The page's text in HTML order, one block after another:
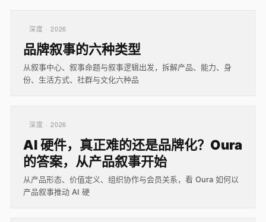
深度 · 2026
品牌叙事的六种类型
从叙事中心、叙事命题与叙事逻辑出发，拆解产品、能力、身
份、生活方式、社群与文化六种品
深度 · 2026
AI 硬件，真正难的还是品牌化？Oura
的答案，从产品叙事开始
从产品形态、价值定义、组织协作与会员关系，看 Oura 如何以
产品叙事推动 AI 硬